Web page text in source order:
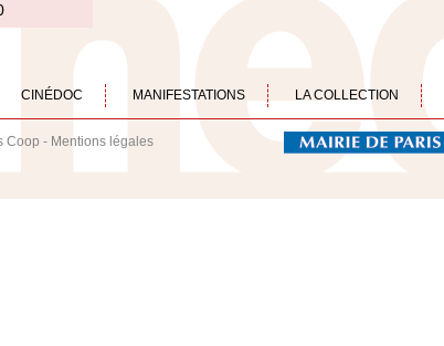
CINÉDOC MANIFESTATIONS LA COLLECTION
Coop - Mentions légales